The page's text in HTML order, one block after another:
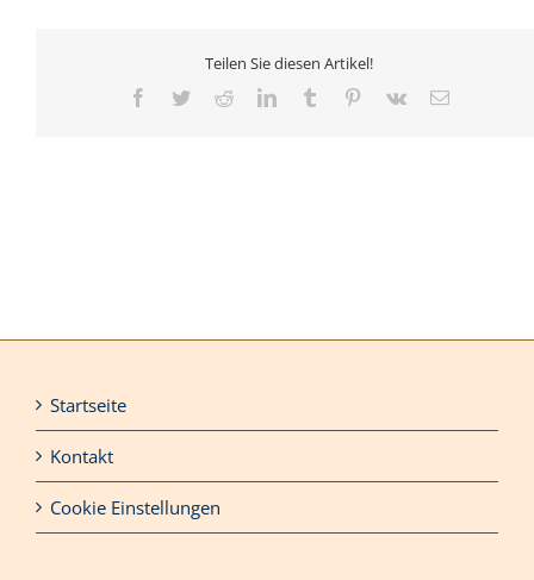
Teilen Sie diesen Artikel!
Facebook
TwitterRedditLinkedInTumblr Pinterest
Vk
E-
Startseite
Kontakt
Cookie Einstellungen